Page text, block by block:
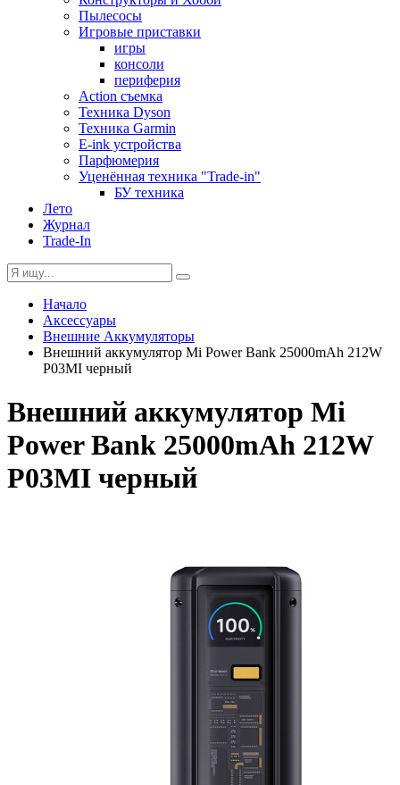
Пылесосы
Игровые приставки
игры
консоли
периферия
Action съемка
Техника Dyson
Техника Garmin
E-ink устройства
Парфюмерия
Уценённая техника "Trade-in"
БУ техника
Лето
Журнал
Trade-In
Начало
Аксессуары
Внешние Аккумуляторы
Внешний аккумулятор Mi Power Bank 25000mAh 212W
P03MI черный
Внешний аккумулятор Mi
Power Bank 25000mAh 212W
P03MI черный